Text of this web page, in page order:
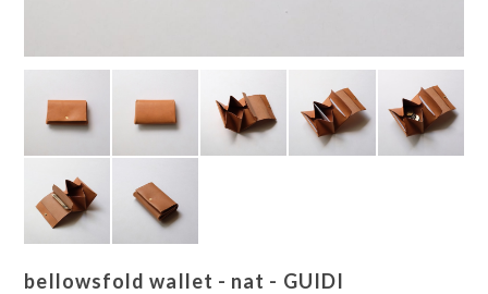
bellowsfold wallet - nat - GUIDI